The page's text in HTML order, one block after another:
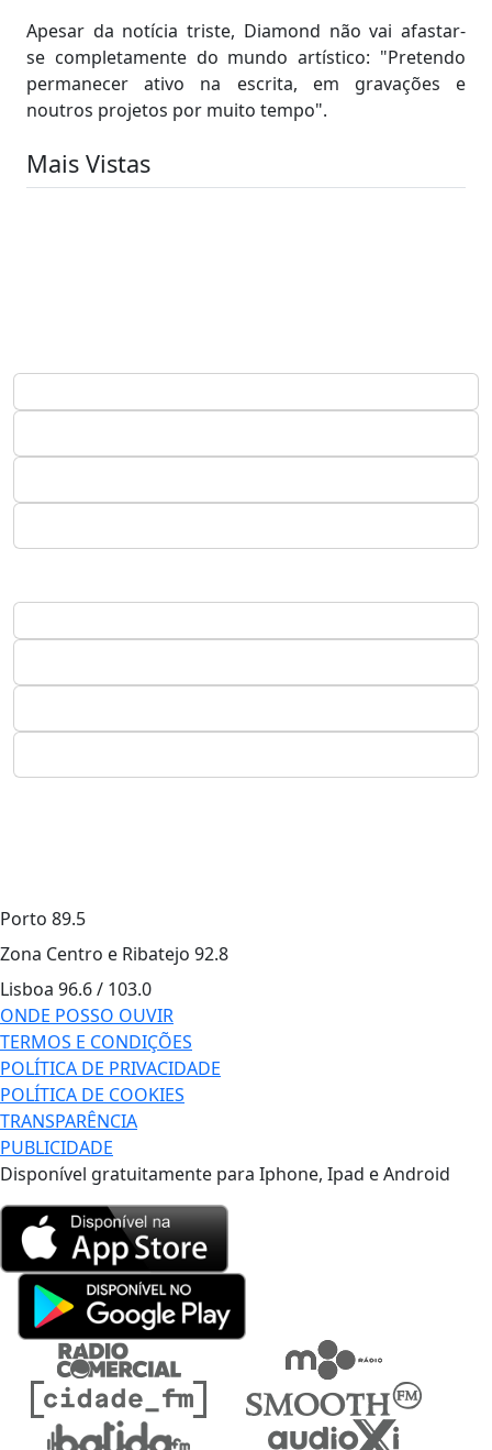
Apesar da notícia triste, Diamond não vai afastar-
se completamente do mundo artístico: "Pretendo
permanecer ativo na escrita, em gravações e
noutros projetos por muito tempo".
Mais Vistas
Porto 89.5
Zona Centro e Ribatejo 92.8
Lisboa 96.6 / 103.0
ONDE POSSO OUVIR
TERMOS E CONDIÇÕES
POLÍTICA DE PRIVACIDADE
POLÍTICA DE COOKIES
TRANSPARÊNCIA
PUBLICIDADE
Disponível gratuitamente para Iphone, Ipad e Android